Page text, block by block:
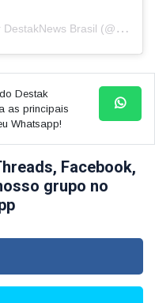
U
ma publicação compartilhada por DestakNews Brasil (@destaknewsbrasiloficial)
Destak
as principais
Whatsapp!
Facebook,
grupo no